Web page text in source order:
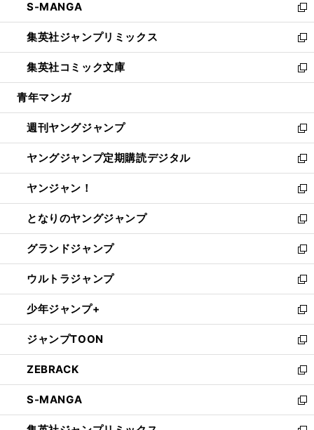
く
で
開
く
ド
ウ
で
開
く
ィ
ン
ド
ウ
で
開
い
ウ
ィ
ン
ド
ウ
開
く
S-MANGA
新
し
い
ウ
ィ
ン
ウ
で
開
く
集英社ジャンプリミックス
新
し
い
ウ
ン
ド
ウ
で
開
く
集英社コミック文庫
新
し
ウ
ィ
ン
ド
ウ
で
開
く
青年マンガ
週刊ヤングジャンプ
新
し
い
ウ
ィ
ン
ド
ウ
で
開
く
ヤングジャンプ定期購読デジタル
新
し
い
ウ
ィ
ン
ド
ウ
で
開
く
ヤンジャン！
新
し
い
ウ
ィ
ン
ド
ウ
で
開
く
となりのヤングジャンプ
新
し
い
ウ
ィ
ン
ド
ウ
で
開
く
グランドジャンプ
新
し
い
ウ
ィ
ン
ド
ウ
で
開
く
ウルトラジャンプ
新
し
い
ウ
ィ
ン
ド
ウ
で
開
少年ジャンプ+
新
し
い
ウ
ィ
ン
ド
ウ
ジャンプTOON
新
し
い
ウ
ィ
ン
ZEBRACK
新
し
い
ウ
S-MANGA
新
し